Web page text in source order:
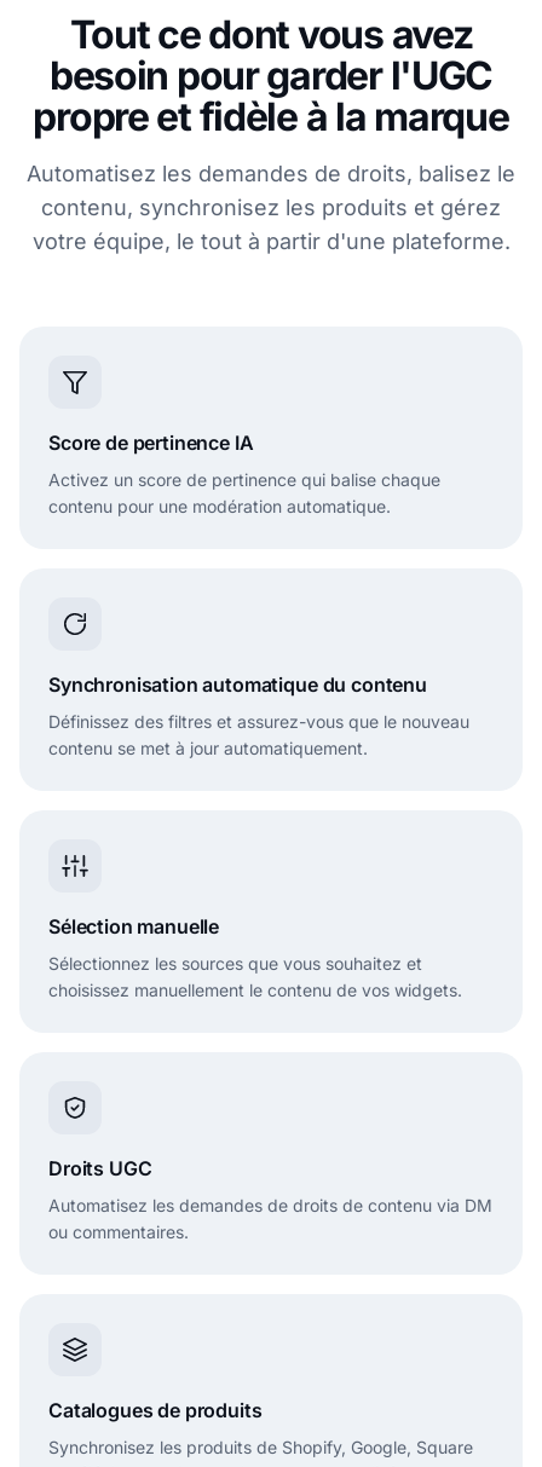
Tout ce dont vous avez
besoin pour garder l'UGC
propre et fidèle à la marque
Automatisez les demandes de droits, balisez le
contenu, synchronisez les produits et gérez
votre équipe, le tout à partir d'une plateforme.
Score de pertinence IA
Activez un score de pertinence qui balise chaque
contenu pour une modération automatique.
Synchronisation automatique du contenu
Définissez des filtres et assurez-vous que le nouveau
contenu se met à jour automatiquement.
Sélection manuelle
Sélectionnez les sources que vous souhaitez et
choisissez manuellement le contenu de vos widgets.
Droits UGC
Automatisez les demandes de droits de contenu via DM
ou commentaires.
Catalogues de produits
Synchronisez les produits de Shopify, Google, Square